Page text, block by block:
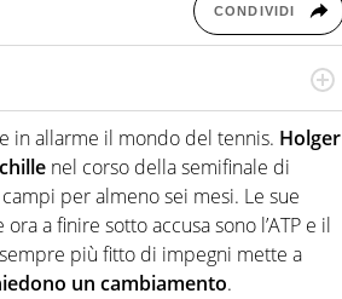
CONDIVIDI
football, baseball e la capacità
granché
in allarme il mondo del tennis. Holger
nel corso della semifinale di
per almeno sei mesi. Le sue
a finire sotto accusa sono l’ATP e il
più fitto di impegni mette a
un cambiamento.